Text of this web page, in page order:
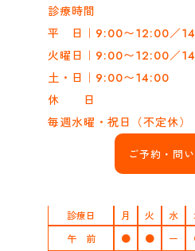
診療日 月 火 水
午 前
● ● ー
診療時間
平 日｜9:00〜12:00／
火曜日｜9:00〜12:00／
土・日｜9:00〜14:00
休 日
毎週水曜・祝日（不定休）
ご予約・問